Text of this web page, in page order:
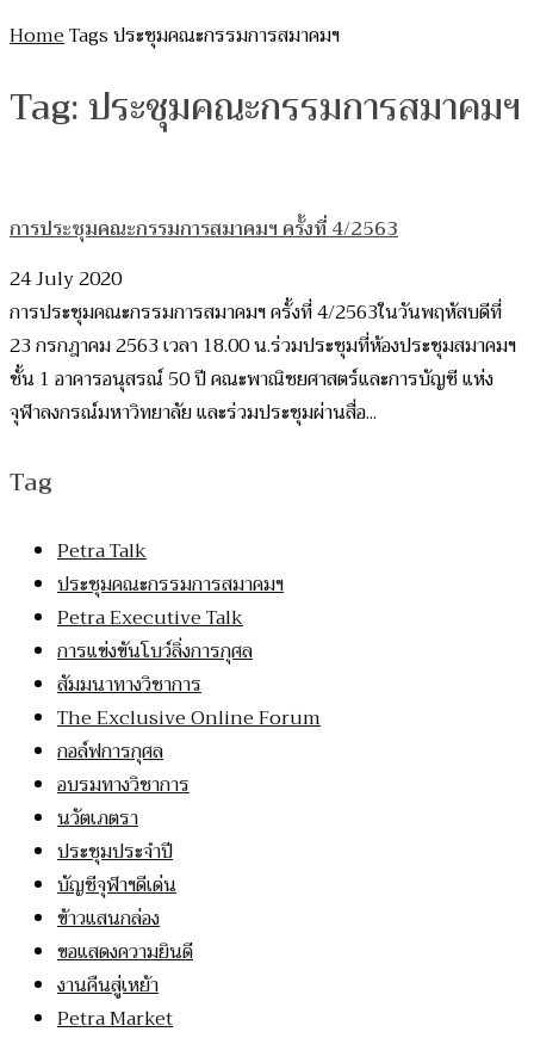
HomeTagsประชุมคณะกรรมการสมาคมฯ
Tag: ประชุมคณะกรรมการสมาคมฯ
การประชุมคณะกรรมการสมาคมฯ ครั้งที่ 4/2563
24 July 2020
การประชุมคณะกรรมการสมาคมฯ ครั้งที่ 4/2563ในวันพฤหัสบดีที่
23 กรกฎาคม 2563 เวลา 18.00 น.ร่วมประชุมที่ห้องประชุมสมาคมฯ
ชั้น 1 อาคารอนุสรณ์ 50 ปี คณะพาณิชยศาสตร์และการบัญชี แห่ง
จุฬาลงกรณ์มหาวิทยาลัย และร่วมประชุมผ่านสื่อ...
Tag
Petra Talk
ประชุมคณะกรรมการสมาคมฯ
Petra Executive Talk
การแข่งขันโบว์ลิ่งการกุศล
สัมมนาทางวิชาการ
The Exclusive Online Forum
กอล์ฟการกุศล
อบรมทางวิชาการ
นวัตเภตรา
ประชุมประจำปี
บัญชีจุฬาฯดีเด่น
ข้าวแสนกล่อง
ขอแสดงความยินดี
งานคืนสู่เหย้า
Petra Market